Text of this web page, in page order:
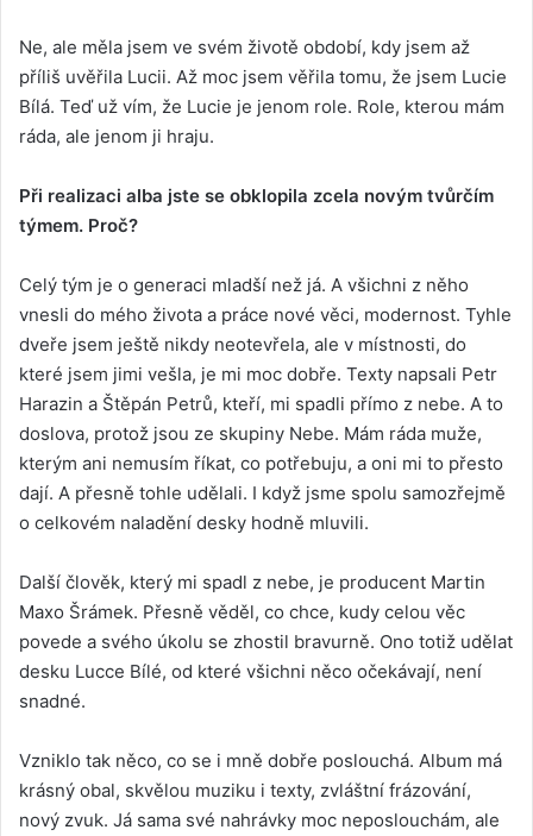
Ne, ale měla jsem ve svém životě období, kdy jsem až
příliš uvěřila Lucii. Až moc jsem věřila tomu, že jsem Lucie
Bílá. Teď už vím, že Lucie je jenom role. Role, kterou mám
ráda, ale jenom ji hraju.
Při realizaci alba jste se obklopila zcela novým tvůrčím
týmem. Proč?
Celý tým je o generaci mladší než já. A všichni z něho
vnesli do mého života a práce nové věci, modernost. Tyhle
dveře jsem ještě nikdy neotevřela, ale v místnosti, do
které jsem jimi vešla, je mi moc dobře. Texty napsali Petr
Harazin a Štěpán Petrů, kteří, mi spadli přímo z nebe. A to
doslova, protož jsou ze skupiny Nebe. Mám ráda muže,
kterým ani nemusím říkat, co potřebuju, a oni mi to přesto
dají. A přesně tohle udělali. I když jsme spolu samozřejmě
o celkovém naladění desky hodně mluvili.
Další člověk, který mi spadl z nebe, je producent Martin
Maxo Šrámek. Přesně věděl, co chce, kudy celou věc
povede a svého úkolu se zhostil bravurně. Ono totiž udělat
desku Lucce Bílé, od které všichni něco očekávají, není
snadné.
Vzniklo tak něco, co se i mně dobře poslouchá. Album má
krásný obal, skvělou muziku i texty, zvláštní frázování,
nový zvuk. Já sama své nahrávky moc neposlouchám, ale